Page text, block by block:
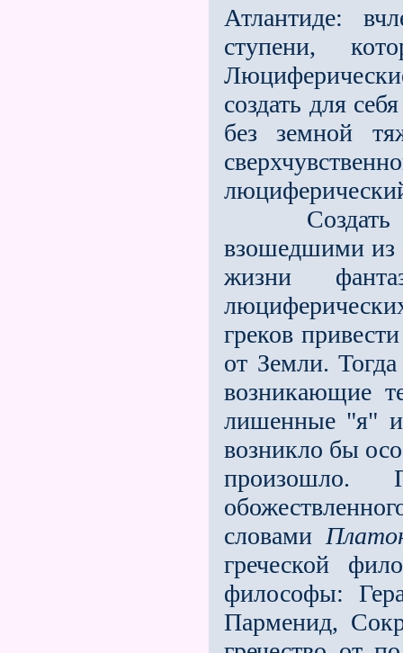
Атлантиде:
ступени,
создать для
без земной
Создать
взошедшими из
жизни
греков
от Земли.
возникающие
лишенные "я"
возникло бы
словами
греческой
философы:
Парменид,